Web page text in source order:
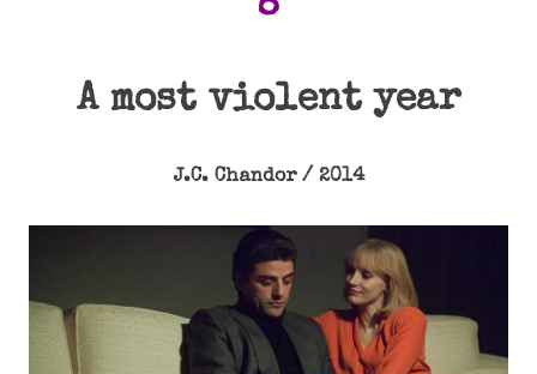
A most violent year
J.C. Chandor / 2014